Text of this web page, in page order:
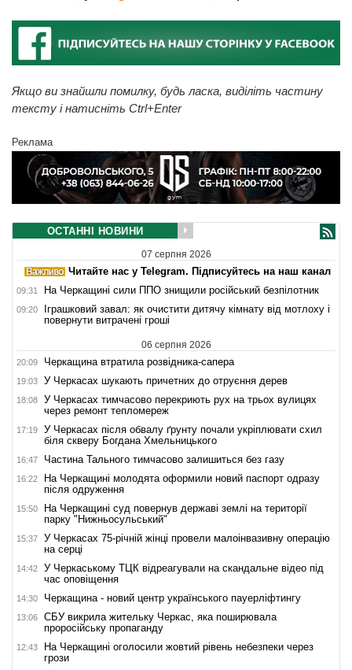
Якщо ви знайшли помилку, будь ласка, виділіть частину
тексту і натисніть Ctrl+Enter
Реклама
ОСТАННІ НОВИНИ
07 серпня 2026
Читайте нас у Telegram. Підписуйтесь на наш канал
09:31 На Черкащині сили ППО знищили російський безпілотник
09:20
Іграшковий завал: як очистити дитячу кімнату від мотлоху і
повернути витрачені гроші
06 серпня 2026
20:09 Черкащина втратила розвідника-сапера
19:03 У Черкасах шукають причетних до отруєння дерев
18:08
У Черкасах тимчасово перекриють рух на трьох вулицях
через ремонт тепломереж
17:19
У Черкасах після обвалу ґрунту почали укріплювати схил
біля скверу Богдана Хмельницького
16:47 Частина Тального тимчасово залишиться без газу
16:22
На Черкащині молодята оформили новий паспорт одразу
після одруження
15:50
На Черкащині суд повернув державі землі на території
парку "Нижньосульський"
15:37
У Черкасах 75-річній жінці провели малоінвазивну операцію
на серці
14:42
У Черкаському ТЦК відреагували на скандальне відео під
час оповіщення
14:30 Черкащина - новий центр українського пауерліфтингу
13:06
СБУ викрила жительку Черкас, яка поширювала
проросійську пропаганду
12:43
На Черкащині оголосили жовтий рівень небезпеки через
грози